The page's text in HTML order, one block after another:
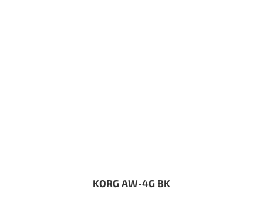
KORG AW-4G BK